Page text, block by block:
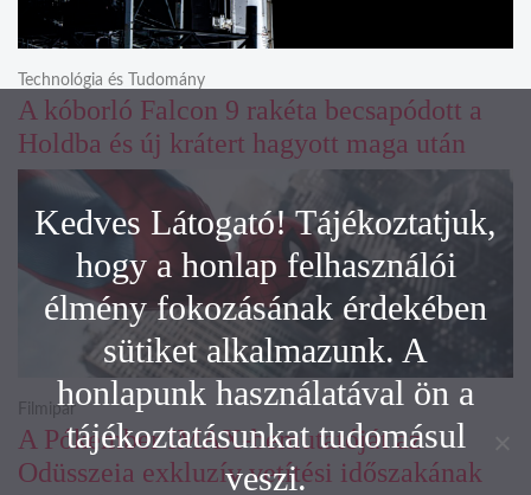
A kóborló Falcon 9 rakéta becsapódott a
Holdba és új krátert hagyott maga után
Technológia és Tudomány
A Pókember IMAX-bemutatóját az
Odüsszeia exkluzív vetítési időszakának
Filmipar
Kedves Látogató! Tájékoztatjuk,
hogy a honlap felhasználói
élmény fokozásának érdekében
sütiket alkalmazunk. A
honlapunk használatával ön a
tájékoztatásunkat tudomásul
veszi.